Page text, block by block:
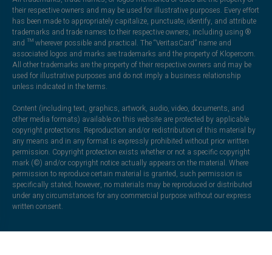
their respective owners and may be used for illustrative purposes. Every effort
has been made to appropriately capitalize, punctuate, identify, and attribute
trademarks and trade names to their respective owners, including using ®
and ™ wherever possible and practical. The “VeritasCard” name and
associated logos and marks are trademarks and the property of Klopercom.
All other trademarks are the property of their respective owners and may be
used for illustrative purposes and do not imply a business relationship
unless indicated in the terms.
Content (including text, graphics, artwork, audio, video, documents, and
other media formats) available on this website are protected by applicable
copyright protections. Reproduction and/or redistribution of this material by
any means and in any format is expressly prohibited without prior written
permission. Copyright protection exists whether or not a specific copyright
mark (©) and/or copyright notice actually appears on the material. Where
permission to reproduce certain material is granted, such permission is
specifically stated; however, no materials may be reproduced or distributed
under any circumstances for any commercial purpose without our express
written consent.